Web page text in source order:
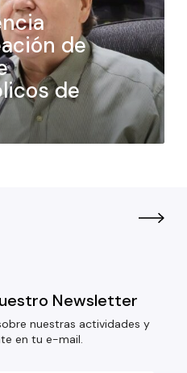
de
de
Newsletter
nuestras actividades y
en tu e-mail.